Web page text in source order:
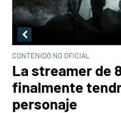
CONTENIDO NO OFICIAL
La streamer de
finalmente
personaje